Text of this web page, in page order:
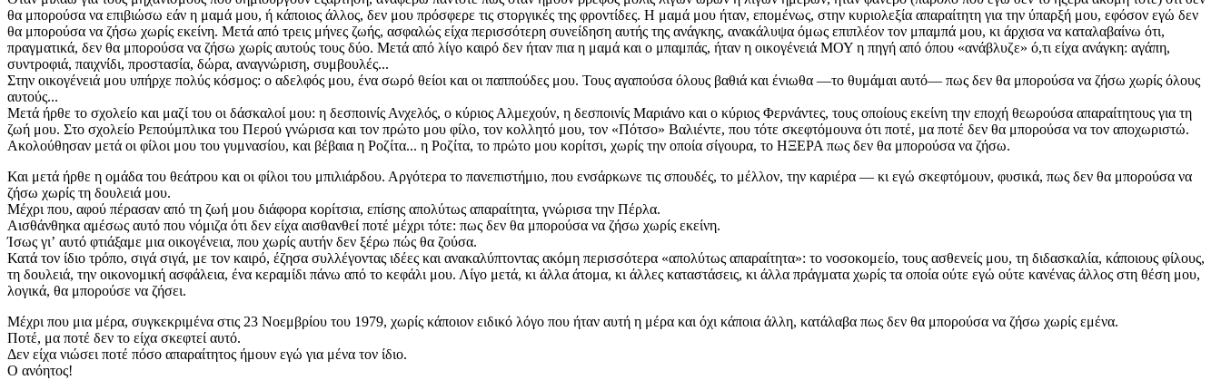
θα μπορούσα να επιβιώσω εάν η μαμά μου, ή κάποιος άλλος, δεν μου πρόσφερε τις στοργικές της φροντίδες. Η μαμά μου ήταν, επομένως, στην κυριολεξία απαραίτητη για την ύπαρξή μου, εφόσον εγώ δεν
θα μπορούσα να ζήσω χωρίς εκείνη. Μετά από τρεις μήνες ζωής, ασφαλώς είχα περισσότερη συνείδηση αυτής της ανάγκης, ανακάλυψα όμως επιπλέον τον μπαμπά μου, κι άρχισα να καταλαβαίνω ότι,
πραγματικά, δεν θα μπορούσα να ζήσω χωρίς αυτούς τους δύο. Μετά από λίγο καιρό δεν ήταν πια η μαμά και ο μπαμπάς, ήταν η οικογένειά ΜΟΥ η πηγή από όπου «ανάβλυζε» ό,τι είχα ανάγκη: αγάπη,
συντροφιά, παιχνίδι, προστασία, δώρα, αναγνώριση, συμβουλές...
Στην οικογένειά μου υπήρχε πολύς κόσμος: ο αδελφός μου, ένα σωρό θείοι και οι παππούδες μου. Τους αγαπούσα όλους βαθιά και ένιωθα —το θυμάμαι αυτό— πως δεν θα μπορούσα να ζήσω χωρίς όλους
αυτούς...
Μετά ήρθε το σχολείο και μαζί του οι δάσκαλοί μου: η δεσποινίς Ανχελός, ο κύριος Αλμεχούν, η δεσποινίς Μαριάνο και ο κύριος Φερνάντες, τους οποίους εκείνη την εποχή θεωρούσα απαραίτητους για τη
ζωή μου. Στο σχολείο Ρεπούμπλικα του Περού γνώρισα και τον πρώτο μου φίλο, τον κολλητό μου, τον «Πότσο» Βαλιέντε, που τότε σκεφτόμουνα ότι ποτέ, μα ποτέ δεν θα μπορούσα να τον αποχωριστώ.
Ακολούθησαν μετά οι φίλοι μου του γυμνασίου, και βέβαια η Ροζίτα... η Ροζίτα, το πρώτο μου κορίτσι, χωρίς την οποία σίγουρα, το ΗΞΕΡΑ πως δεν θα μπορούσα να ζήσω.
Και μετά ήρθε η ομάδα του θεάτρου και οι φίλοι του μπιλιάρδου. Αργότερα το πανεπιστήμιο, που ενσάρκωνε τις σπουδές, το μέλλον, την καριέρα — κι εγώ σκεφτόμουν, φυσικά, πως δεν θα μπορούσα να
ζήσω χωρίς τη δουλειά μου.
Μέχρι που, αφού πέρασαν από τη ζωή μου διάφορα κορίτσια, επίσης απολύτως απαραίτητα, γνώρισα την Πέρλα.
Αισθάνθηκα αμέσως αυτό που νόμιζα ότι δεν είχα αισθανθεί ποτέ μέχρι τότε: πως δεν θα μπορούσα να ζήσω χωρίς εκείνη.
Ίσως γιʼ αυτό φτιάξαμε μια οικογένεια, που χωρίς αυτήν δεν ξέρω πώς θα ζούσα.
Κατά τον ίδιο τρόπο, σιγά σιγά, με τον καιρό, έζησα συλλέγοντας ιδέες και ανακαλύπτοντας ακόμη περισσότερα «απολύτως απαραίτητα»: το νοσοκομείο, τους ασθενείς μου, τη διδασκαλία, κάποιους φίλους,
τη δουλειά, την οικονομική ασφάλεια, ένα κεραμίδι πάνω από το κεφάλι μου. Λίγο μετά, κι άλλα άτομα, κι άλλες καταστάσεις, κι άλλα πράγματα χωρίς τα οποία ούτε εγώ ούτε κανένας άλλος στη θέση μου,
λογικά, θα μπορούσε να ζήσει.
Μέχρι που μια μέρα, συγκεκριμένα στις 23 Νοεμβρίου του 1979, χωρίς κάποιον ειδικό λόγο που ήταν αυτή η μέρα και όχι κάποια άλλη, κατάλαβα πως δεν θα μπορούσα να ζήσω χωρίς εμένα.
Ποτέ, μα ποτέ δεν το είχα σκεφτεί αυτό.
Δεν είχα νιώσει ποτέ πόσο απαραίτητος ήμουν εγώ για μένα τον ίδιο.
Ο ανόητος!